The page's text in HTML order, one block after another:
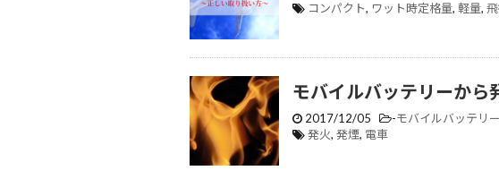
コンパクト, ワット時定格量, 軽量,
モバイルバッテリーから
2017/12/05 -モバイルバッテリー
発火, 発煙, 電車